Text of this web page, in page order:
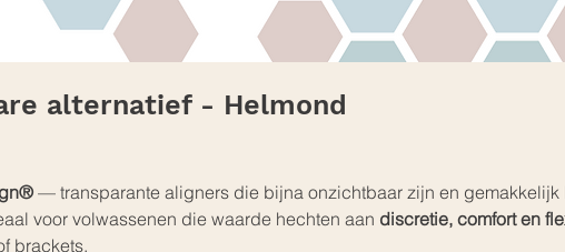
alternatief - Helmond
— transparante aligners die bijna onzichtbaar zijn en
voor volwassenen die waarde hechten aan discretie, comfort en
brackets.